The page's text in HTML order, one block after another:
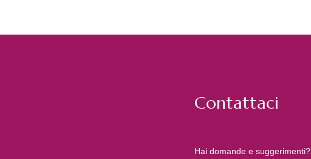
Contattaci
Hai domande e suggerimenti?